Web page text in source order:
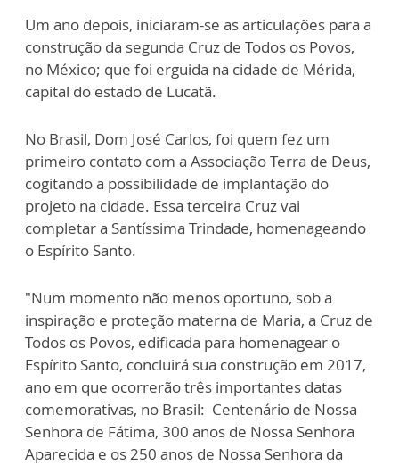
Um ano depois, iniciaram-se as articulações para a
construção da segunda Cruz de Todos os Povos,
no México; que foi erguida na cidade de Mérida,
capital do estado de Lucatã.
No Brasil, Dom José Carlos, foi quem fez um
primeiro contato com a Associação Terra de Deus,
cogitando a possibilidade de implantação do
projeto na cidade. Essa terceira Cruz vai
completar a Santíssima Trindade, homenageando
o Espírito Santo.
"Num momento não menos oportuno, sob a
inspiração e proteção materna de Maria, a Cruz de
Todos os Povos, edificada para homenagear o
Espírito Santo, concluirá sua construção em 2017,
ano em que ocorrerão três importantes datas
comemorativas, no Brasil: Centenário de Nossa
Senhora de Fátima, 300 anos de Nossa Senhora
Aparecida e os 250 anos de Nossa Senhora da